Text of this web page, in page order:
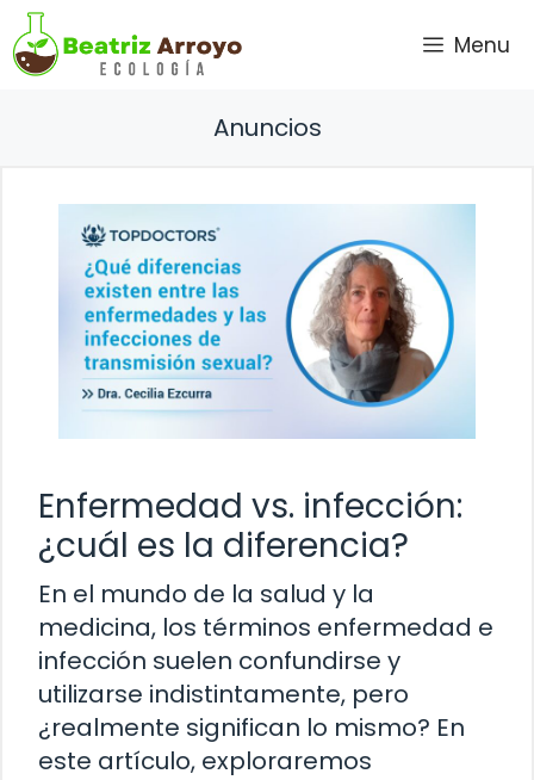
Saltar
al
contenido
Menu
Anuncios
Enfermedad vs. infección:
¿cuál es la diferencia?
En el mundo de la salud y la
medicina, los términos enfermedad e
infección suelen confundirse y
utilizarse indistintamente, pero
¿realmente significan lo mismo? En
este artículo, exploraremos